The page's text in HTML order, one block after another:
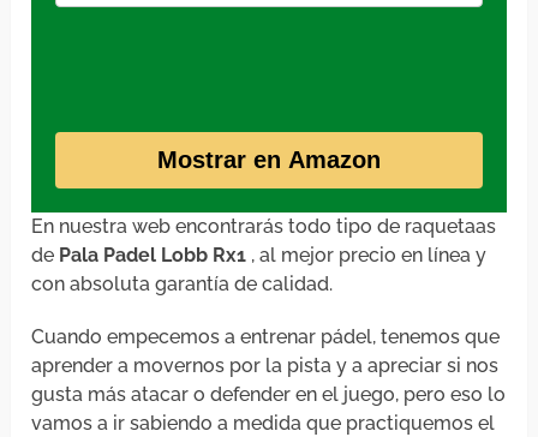
Mostrar en Amazon
En nuestra web encontrarás todo tipo de raquetaas
de Pala Padel Lobb Rx1 , al mejor precio en línea y
con absoluta garantía de calidad.
Cuando empecemos a entrenar pádel, tenemos que
aprender a movernos por la pista y a apreciar si nos
gusta más atacar o defender en el juego, pero eso lo
vamos a ir sabiendo a medida que practiquemos el